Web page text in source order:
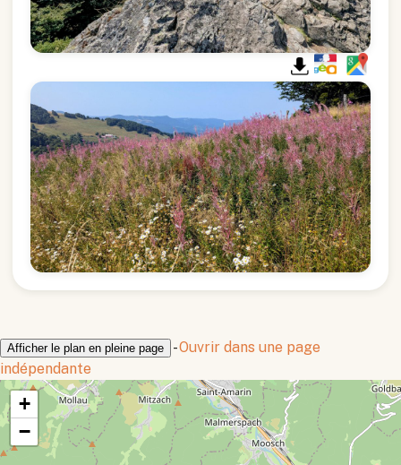
Afficher le plan en pleine page -Ouvrir dans une page
indépendante